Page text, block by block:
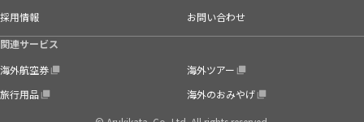
採用情報
お問い合わせ
関連サービス
海外航空券
海外ツアー
旅行用品
海外のおみやげ